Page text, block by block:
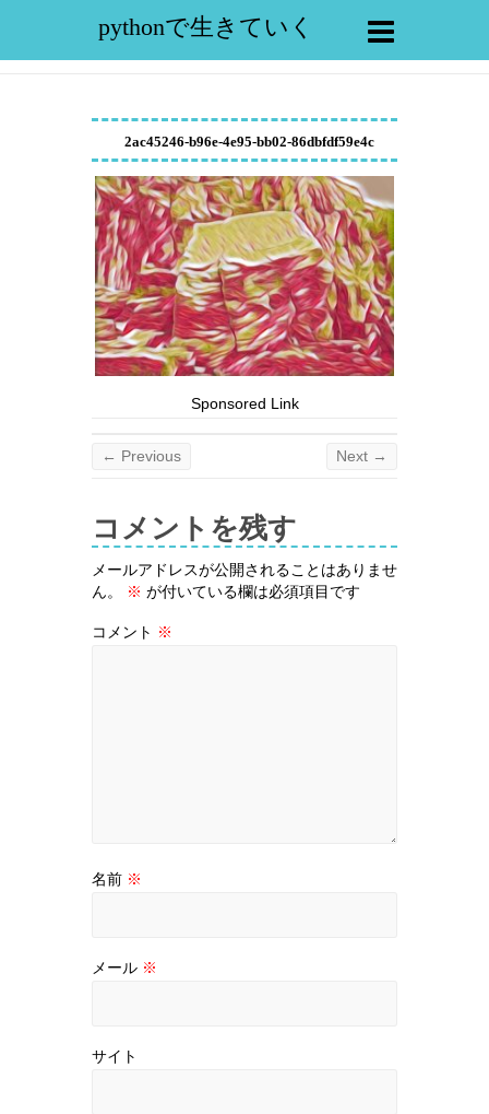
pythonで生きていく
2ac45246-b96e-4e95-bb02-86dbfdf59e4c
Sponsored Link
← Previous Next →
コメントを残す
メールアドレスが公開されることはありませ
ん。
※ が付いている欄は必須項目です
コメント ※
名前 ※
メール ※
サイト